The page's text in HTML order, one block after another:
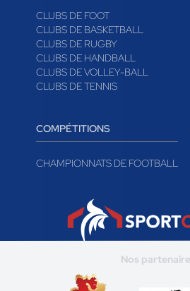
CLUBS
CLUBS DE FOOT
CLUBS DE BASKETBALL
CLUBS DE RUGBY
CLUBS DE HANDBALL
CLUBS DE TENNIS
COMPÉTITIONS
CHAMPIONNATS DE FOOTBALL